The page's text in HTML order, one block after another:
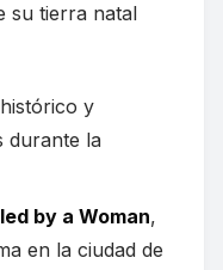
su tierra natal
y
durante la
by a Woman,
en la ciudad de